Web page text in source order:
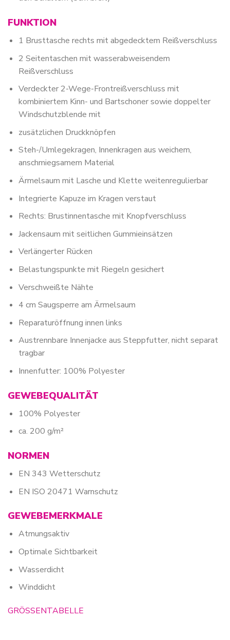
FUNKTION
1 Brusttasche rechts mit abgedecktem Reißverschluss
2 Seitentaschen mit wasserabweisendem
Reißverschluss
Verdeckter 2-Wege-Frontreißverschluss mit
kombiniertem Kinn- und Bartschoner sowie doppelter
Windschutzblende mit
zusätzlichen Druckknöpfen
Steh-/Umlegekragen, Innenkragen aus weichem,
anschmiegsamem Material
Ärmelsaum mit Lasche und Klette weitenregulierbar
Integrierte Kapuze im Kragen verstaut
Rechts: Brustinnentasche mit Knopfverschluss
Jackensaum mit seitlichen Gummieinsätzen
Verlängerter Rücken
Belastungspunkte mit Riegeln gesichert
Verschweißte Nähte
4 cm Saugsperre am Ärmelsaum
Reparaturöffnung innen links
Austrennbare Innenjacke aus Steppfutter, nicht separat
tragbar
Innenfutter: 100% Polyester
GEWEBEQUALITÄT
100% Polyester
ca. 200 g/m²
NORMEN
EN 343 Wetterschutz
EN ISO 20471 Warnschutz
GEWEBEMERKMALE
Atmungsaktiv
Optimale Sichtbarkeit
Wasserdicht
Winddicht
GRÖSSENTABELLE